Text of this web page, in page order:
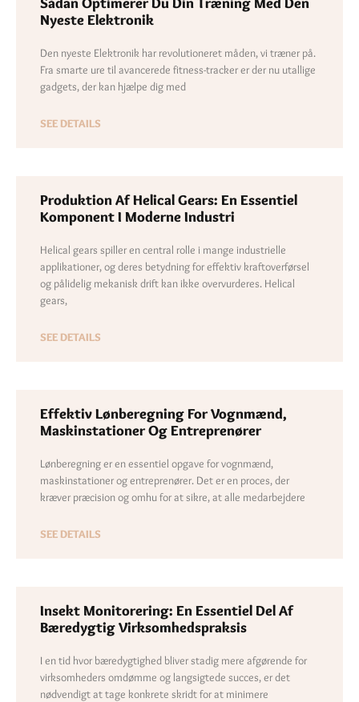
Nyeste Elektronik
Den nyeste Elektronik har revolutioneret måden, vi træner på.
Fra smarte ure til avancerede fitness-tracker er der nu utallige
gadgets, der kan hjælpe dig med
SEE DETAILS
Produktion Af Helical Gears: En Essentiel
Komponent I Moderne Industri
Helical gears spiller en central rolle i mange industrielle
applikationer, og deres betydning for effektiv kraftoverførsel
og pålidelig mekanisk drift kan ikke overvurderes. Helical
gears,
SEE DETAILS
Effektiv Lønberegning For Vognmænd,
Maskinstationer Og Entreprenører
Lønberegning er en essentiel opgave for vognmænd,
maskinstationer og entreprenører. Det er en proces, der
kræver præcision og omhu for at sikre, at alle medarbejdere
SEE DETAILS
Insekt Monitorering: En Essentiel Del Af
Bæredygtig Virksomhedspraksis
I en tid hvor bæredygtighed bliver stadig mere afgørende for
virksomheders omdømme og langsigtede succes, er det
nødvendigt at tage konkrete skridt for at minimere